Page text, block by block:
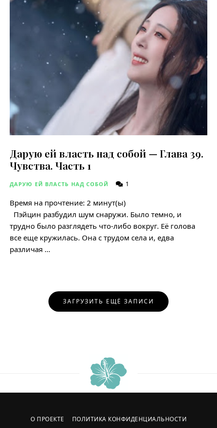
Дарую ей власть над собой — Глава 39.
Чувства. Часть 1
ДАРУЮ ЕЙ ВЛАСТЬ НАД СОБОЙ 1
Время на прочтение: 2 минут(ы)
Пэйцин разбудил шум снаружи. Было темно, и
трудно было разглядеть что-либо вокруг. Её голова
все еще кружилась. Она с трудом села и, едва
различая …
НавигацияЗАГРУЗИТЬ ЕЩЁ ЗАПИСИ
О ПРОЕКТЕ ПОЛИТИКА КОНФИДЕНЦИАЛЬНОСТИ